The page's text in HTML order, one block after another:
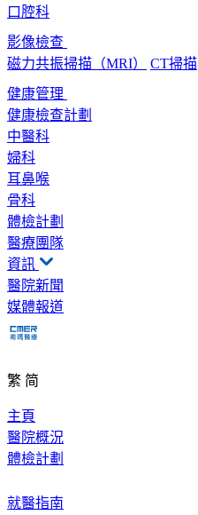
口腔科
影像檢查
磁力共振掃描（MRI）
CT掃描
健康管理
健康檢查計劃
中醫科
婦科
耳鼻喉
骨科
體檢計劃
醫療團隊
資訊
醫院新聞
媒體報道
繁 简
主頁
醫院概況
體檢計劃
就醫指南